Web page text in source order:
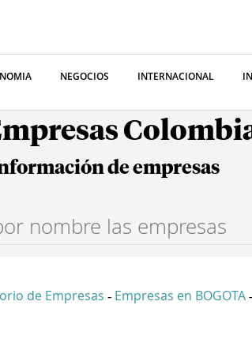
NEGOCIOS INTERNACIONAL
de empresas
de Empresas - Empresas en BOGOTA -